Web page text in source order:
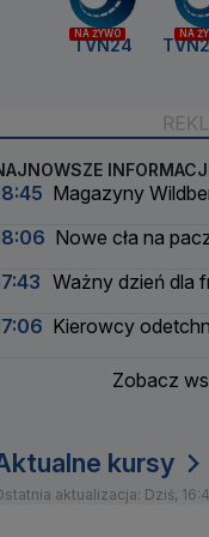
NA ŻYWO
TVN24
NA
Magazyny
Nowe cła na
Ważny dzień dla
Kierowcy
Zobacz
kursy
aktualizacja: Dziś,